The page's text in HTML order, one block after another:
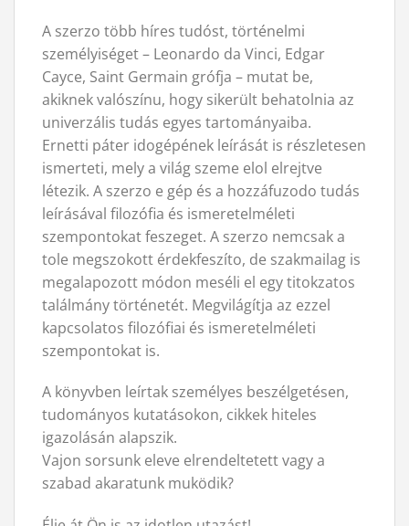
A szerzo több híres tudóst, történelmi
személyiséget – Leonardo da Vinci, Edgar
Cayce, Saint Germain grófja – mutat be,
akiknek valószínu, hogy sikerült behatolnia az
univerzális tudás egyes tartományaiba.
Ernetti páter idogépének leírását is részletesen
ismerteti, mely a világ szeme elol elrejtve
létezik. A szerzo e gép és a hozzáfuzodo tudás
leírásával filozófia és ismeretelméleti
szempontokat feszeget. A szerzo nemcsak a
tole megszokott érdekfeszíto, de szakmailag is
megalapozott módon meséli el egy titokzatos
találmány történetét. Megvilágítja az ezzel
kapcsolatos filozófiai és ismeretelméleti
szempontokat is.
A könyvben leírtak személyes beszélgetésen,
tudományos kutatásokon, cikkek hiteles
igazolásán alapszik.
Vajon sorsunk eleve elrendeltetett vagy a
szabad akaratunk muködik?